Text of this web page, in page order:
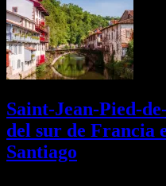
Saint-Jean-Pied-
del sur de Francia
Santiago